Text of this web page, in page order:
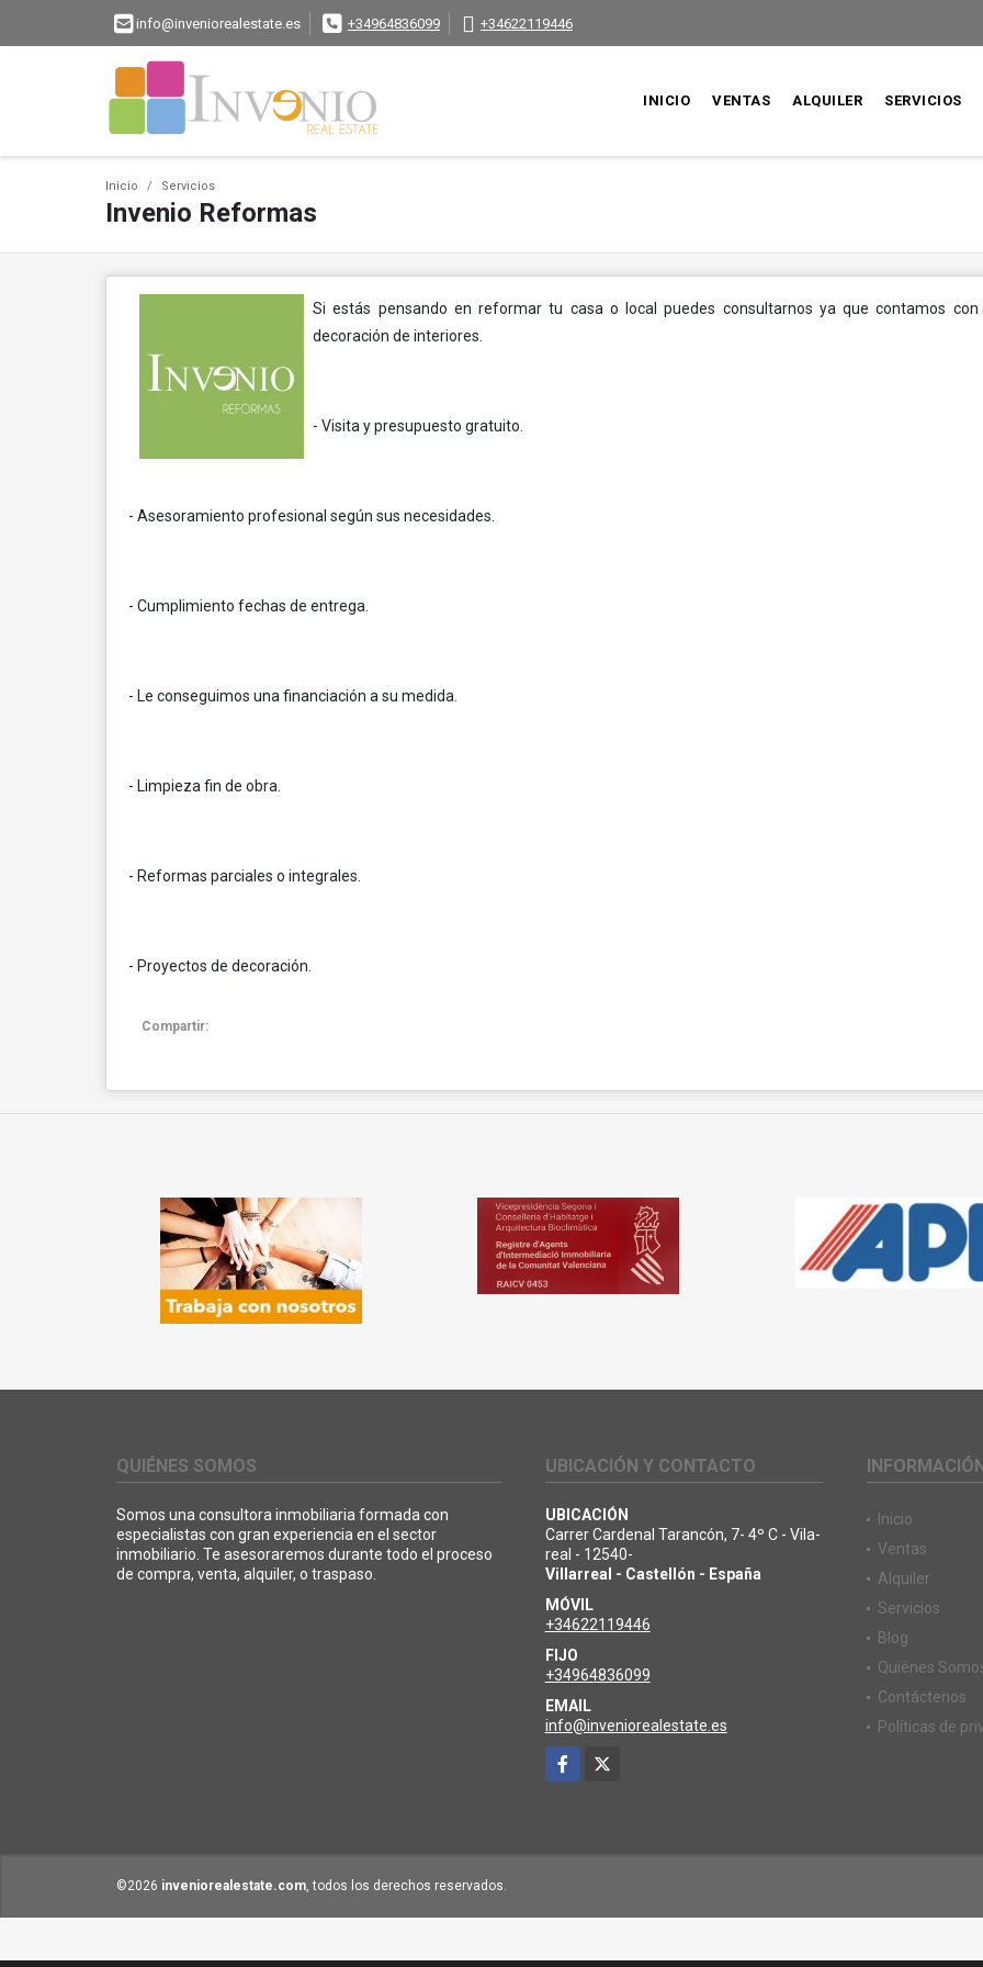
info@inveniorealestate.es +34964836099 +34622119446
INICIO VENTAS ALQUILER SERVICIOS
Inicio Servicios
Invenio Reformas
Si estás pensando en reformar tu casa o local puedes consultarnos ya que contamos
decoración de interiores.
- Visita y presupuesto gratuito.
- Asesoramiento profesional según sus necesidades.
- Cumplimiento fechas de entrega.
- Le conseguimos una financiación a su medida.
- Limpieza fin de obra.
- Reformas parciales o integrales.
- Proyectos de decoración.
Compartir:
QUIÉNES SOMOS
Somos una consultora inmobiliaria formada con
especialistas con gran experiencia en el sector
inmobiliario. Te asesoraremos durante todo el proceso
de compra, venta, alquiler, o traspaso.
UBICACIÓN Y CONTACTO
UBICACIÓN
Carrer Cardenal Tarancón, 7- 4º C - Vila-
real - 12540-
Villarreal - Castellón - España
MÓVIL
+34622119446
FIJO
+34964836099
EMAIL
info@inveniorealestate.es
Facebook
Inicio
Ventas
Alquiler
Servicios
Blog
Quiénes
Contáctenos
Políticas de
©2026 inveniorealestate.com, todos los derechos reservados.